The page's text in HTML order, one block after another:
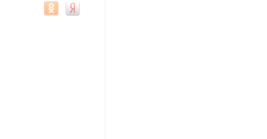
Login with Mail.ru
Login with Одноклассники
Login with Яндекс